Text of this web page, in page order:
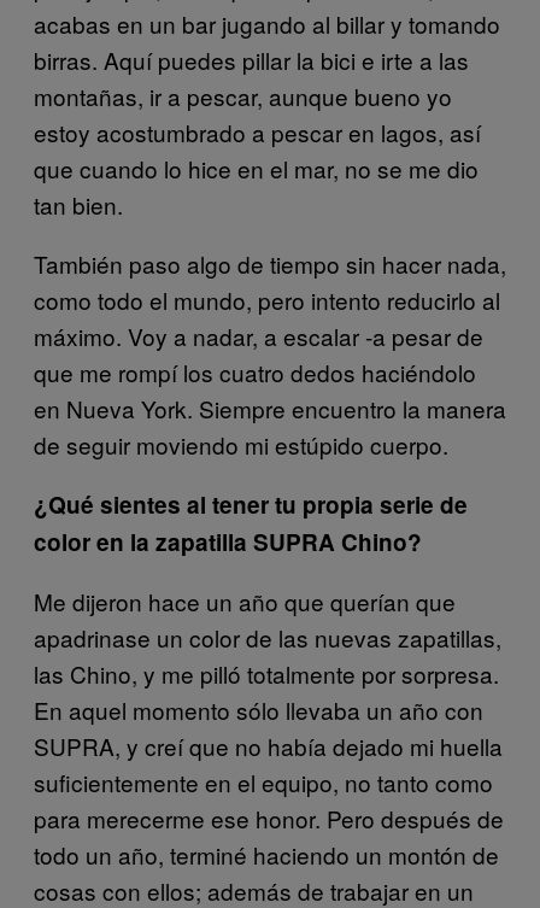
acabas en un bar jugando al billar y tomando
birras. Aquí puedes pillar la bici e irte a las
montañas, ir a pescar, aunque bueno yo
estoy acostumbrado a pescar en lagos, así
que cuando lo hice en el mar, no se me dio
tan bien.
También paso algo de tiempo sin hacer nada,
como todo el mundo, pero intento reducirlo al
máximo. Voy a nadar, a escalar -a pesar de
que me rompí los cuatro dedos haciéndolo
en Nueva York. Siempre encuentro la manera
de seguir moviendo mi estúpido cuerpo.
¿Qué sientes al tener tu propia serie de
color en la zapatilla SUPRA Chino?
Me dijeron hace un año que querían que
apadrinase un color de las nuevas zapatillas,
las Chino, y me pilló totalmente por sorpresa.
En aquel momento sólo llevaba un año con
SUPRA, y creí que no había dejado mi huella
suficientemente en el equipo, no tanto como
para merecerme ese honor. Pero después de
todo un año, terminé haciendo un montón de
cosas con ellos; además de trabajar en un